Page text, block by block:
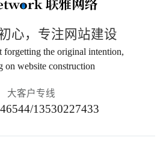
心，专注网站建设
forgetting the original intention,
on website construction
大客户专线
13530227433